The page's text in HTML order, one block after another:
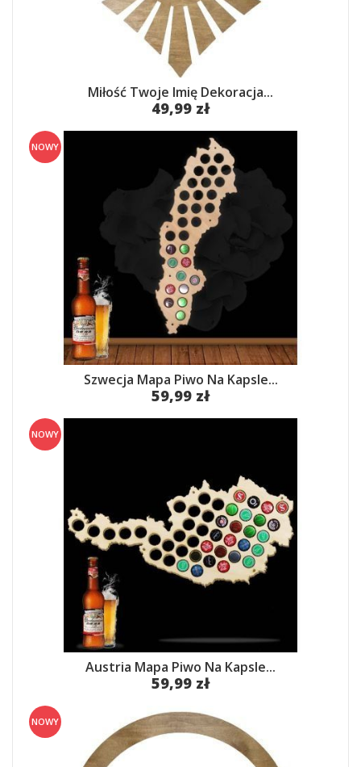
Miłość Twoje Imię Dekoracja...
49,99 zł
Szwecja Mapa Piwo Na Kapsle...
59,99 zł
NOWY
Austria Mapa Piwo Na Kapsle...
59,99 zł
NOWY
NOWY